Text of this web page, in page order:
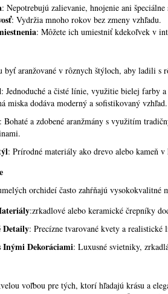
: Nepotrebujú zalievanie, hnojenie ani špeciálne
: Vydržia mnoho rokov bez zmeny vzhľadu.
: Môžete ich umiestniť kdekoľvek v
byť aranžované v rôznych štýloch, aby ladili s
: Jednoduché a čisté línie, využitie bielej farby
miska dodáva moderný a sofistikovaný vzhľad.
: Bohaté a zdobené aranžmány s využitím
: Prírodné materiály ako drevo alebo kameň
orchideí často zahŕňajú vysokokvalitné
:zrkadlové alebo keramické črepníky
Detaily: Precízne tvarované kvety a
Inými Dekoráciami: Luxusné svietniky,
voľbou pre tých, ktorí hľadajú krásu a
€35